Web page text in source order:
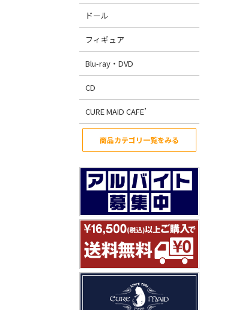
ドール
フィギュア
Blu-ray・DVD
CD
CURE MAID CAFE’
商品カテゴリ一覧をみる